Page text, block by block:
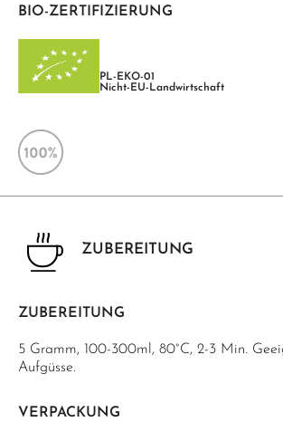
BIO-ZERTIFIZIERUNG
PL-EKO-01
Nicht-EU-Landwirtschaft
ZUBEREITUNG
ZUBEREITUNG
5 Gramm, 100-300ml, 80°C, 2-3 Min.
Aufgüsse.
VERPACKUNG